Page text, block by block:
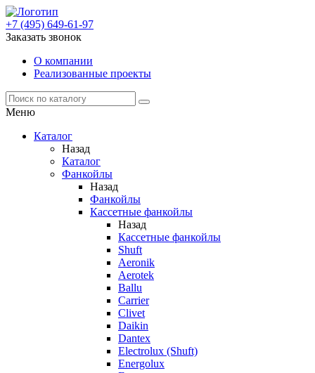
+7 (495) 649-61-97
Заказать звонок
О компании
Реализованные проекты
Меню
Каталог
Назад
Каталог
Фанкойлы
Назад
Фанкойлы
Кассетные фанкойлы
Назад
Кассетные фанкойлы
Shuft
Aeronik
Aerotek
Ballu
Carrier
Clivet
Daikin
Dantex
Electrolux (Shuft)
Energolux